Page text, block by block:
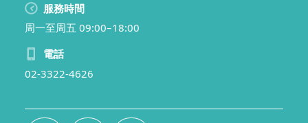
服務時間
周一至周五 09:00–18:00
電話
02-3322-4626